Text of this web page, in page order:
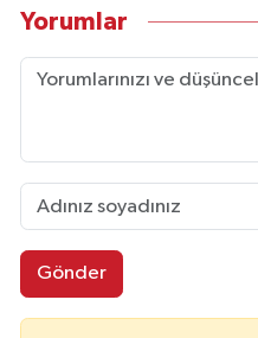
Yorumlar
Gönder